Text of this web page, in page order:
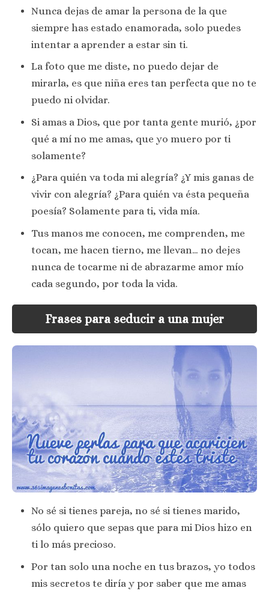
Nunca dejas de amar la persona de la que
siempre has estado enamorada, solo puedes
intentar a aprender a estar sin ti.
La foto que me diste, no puedo dejar de
mirarla, es que niña eres tan perfecta que no te
puedo ni olvidar.
Si amas a Dios, que por tanta gente murió, ¿por
qué a mí no me amas, que yo muero por ti
solamente?
¿Para quién va toda mi alegría? ¿Y mis ganas de
vivir con alegría? ¿Para quién va ésta pequeña
poesía? Solamente para ti, vida mía.
Tus manos me conocen, me comprenden, me
tocan, me hacen tierno, me llevan… no dejes
nunca de tocarme ni de abrazarme amor mío
cada segundo, por toda la vida.
Frases para seducir a una mujer
No sé si tienes pareja, no sé si tienes marido,
sólo quiero que sepas que para mi Dios hizo en
ti lo más precioso.
Por tan solo una noche en tus brazos, yo todos
mis secretos te diría y por saber que me amas